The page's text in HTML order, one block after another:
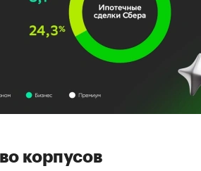
корпусов